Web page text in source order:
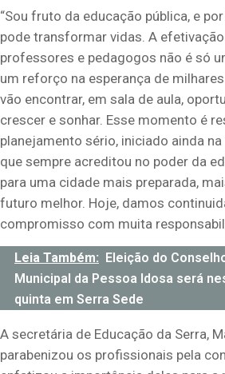
“Sou fruto da educação pública, e
pode transformar vidas. A
professores e pedagogos não é só
um reforço na esperança de
vão encontrar, em sala de aula,
crescer e sonhar. Esse momento é
planejamento sério, iniciado ainda
que sempre acreditou no poder da
para uma cidade mais preparada,
futuro melhor. Hoje, damos
compromisso com muita
Leia Também: Eleição do
Municipal da Pessoa Idosa será
quinta em Serra Sede
A secretária de Educação da Serra,
parabenizou os profissionais pela